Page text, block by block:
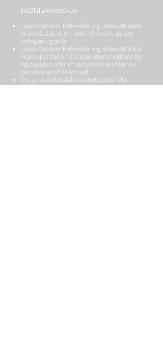
Inställd aktivitet/kurs
Lupus Outdoor förbehåller sig rätten att ställa
in aktivitet/kurs om inte minimum antalet
deltagare uppnås.
Lupus Outdoor förbehåller sig rätten att ställa
in aktivitet ifall omständigheterna bedöms för
ogynnsamma för att aktiviteten skall kunna
genomföras på säkert sätt.
Om en aktivitet ställs in återbetalas hela
avgiften.